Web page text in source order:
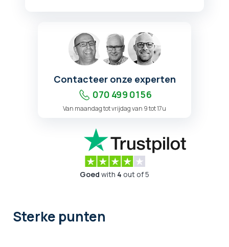
Contacteer onze experten
070 499 01 56
Van maandag tot vrijdag van 9 tot 17u
Goed with 4 out of 5
Sterke punten